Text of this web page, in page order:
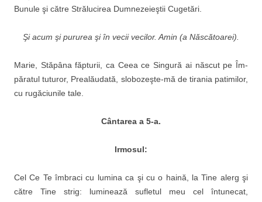
Bunule şi către Strălu­cirea Dumnezeieştii Cugetări.
Şi acum şi pururea şi în vecii vecilor. Amin (a Născătoarei).
Marie, Stăpâna făpturii, ca Ceea ce Singură ai născut pe Îm­
păratul tuturor, Prealăudată, slobozeşte-mă de tirania pati­milor,
cu rugăciunile tale.
Cântarea a 5-a.
Irmosul:
Cel Ce Te îmbraci cu lumi­na ca şi cu o haină, la Tine alerg şi
către Tine strig: luminează sufletul meu cel întunecat,